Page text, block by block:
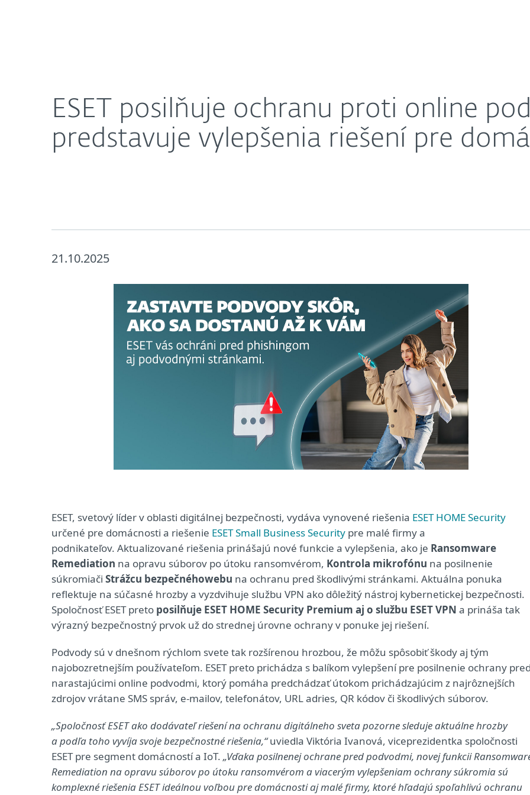
ESET posilňuje ochranu proti online
predstavuje vylepšenia riešení pre
21.10.2025
ESET, svetový líder v oblasti digitálnej bezpečnosti, vydáva vynovené riešenia ESET HOME Security
určené pre domácnosti a riešenie ESET Small Business Security pre malé firmy a
podnikateľov. Aktualizované riešenia prinášajú nové funkcie a vylepšenia, ako je Ransomware
Remediation na opravu súborov po útoku ransomvérom, Kontrola mikrofónu na posilnenie
súkromiači Strážcu bezpečnéhowebu na ochranu pred škodlivými stránkami. Aktuálna ponuka
reflektuje na súčasné hrozby a vyzdvihuje službu VPN ako dôležitý nástroj kybernetickej bezpečnosti.
Spoločnosť ESET preto posilňuje ESET HOME Security Premium aj o službu ESET VPN a prináša tak
výrazný bezpečnostný prvok už do strednej úrovne ochrany v ponuke jej riešení.
Podvody sú v dnešnom rýchlom svete tak rozšírenou hrozbou, že môžu spôsobiť škody aj tým
najobozretnejším používateľom. ESET preto prichádza s balíkom vylepšení pre posilnenie ochrany
narastajúcimi online podvodmi, ktorý pomáha predchádzať útokom prichádzajúcim z najrôznejších
zdrojov vrátane SMS správ, e‑mailov, telefonátov, URL adries, QR kódov či škodlivých súborov.
„Spoločnosť ESET ako dodávateľ riešení na ochranu digitálneho sveta pozorne sleduje aktuálne hrozby
a podľa toho vyvíja svoje bezpečnostné riešenia,“uviedla Viktória Ivanová, viceprezidentka spoločnosti
ESET pre segment domácností a IoT. „Vďaka posilnenej ochrane pred podvodmi, novej funkcii
Remediation na opravu súborov po útoku ransomvérom a viacerým vylepšeniam ochrany súkromia sú
komplexné riešenia ESET ideálnou voľbou pre domácnosti aj malé firmy, ktoré hľadajú spoľahlivú ochranu